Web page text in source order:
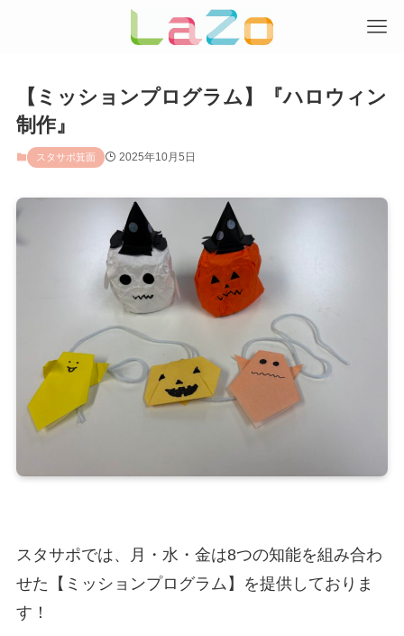
【ミッションプログラム】『ハロウィン
制作』
スタサポ箕面 2025年10月5日
スタサポでは、月・水・金は8つの知能を組み合わ
せた【ミッションプログラム】を提供しておりま
す！